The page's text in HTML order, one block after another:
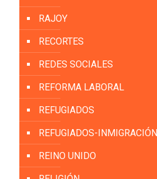
RAJOY
RECORTES
REDES SOCIALES
REFORMA LABORAL
REFUGIADOS
REFUGIADOS-INMIGRACIÓN
REINO UNIDO